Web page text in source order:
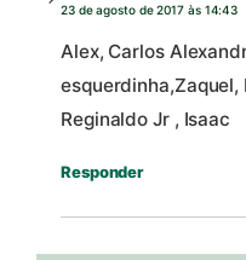
23 de agosto de 2017 às 14:43
Alex, Carlos
esquerdinha,Zaquel,
Reginaldo Jr , Isaac
Responder